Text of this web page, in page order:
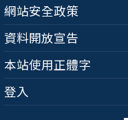
網站安全政策
資料開放宣告
本站使用正體字
登入